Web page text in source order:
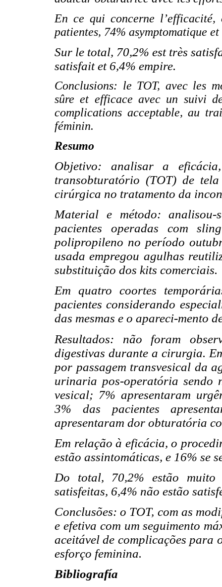
En ce qui concerne
patientes, 74% asymptomatique
Sur le total, 70,2% est très
satisfait et 6,4% empire.
Conclusions: le TOT, avec les
sûre et efficace avec un suivi
complications acceptable, au
féminin.
Resumo
Objetivo: analisar a
transobturatório (TOT) de
cirúrgica no tratamento da
Material e método:
pacientes operadas com
polipropileno no período
usada empregou agulhas
substituição dos kits comerciais.
Em quatro coortes
pacientes considerando
das mesmas e o apareci-mento
Resultados: não foram
digestivas durante a cirurgia.
por passagem transvesical da
urinaria pos-operatória sendo
vesical; 7% apresentaram
3% das pacientes
apresentaram dor obturatória
Em relação à eficácia, o
estão assintomáticas, e 16% se
Do total, 70,2% estão muito
satisfeitas, 6,4% não estão
Conclusões: o TOT, com as
e efetiva com um seguimento
aceitável de complicações
esforço feminina.
Bibliografía